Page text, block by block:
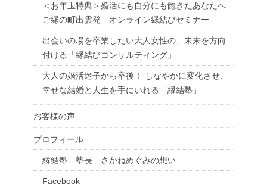
＜お年玉特典＞婚活にも自分にも飽きたあなたへ
ご縁の町出雲発 オンライン縁結びセミナー
出会いの場を卒業したい大人女性の、未来を方向
付ける「縁結びコンサルティング」
大人の婚活迷子から卒後！ しなやかに変化させ、
幸せな結婚と人生を手にいれる「縁結塾」
お客様の声
プロフィール
縁結塾 塾長 さかねめぐみの想い
Facebook